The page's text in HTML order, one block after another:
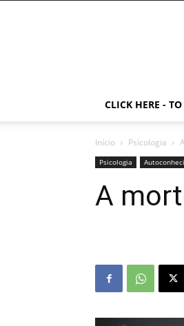
CLICK HERE -
Início Psicologia
Psicologia
A